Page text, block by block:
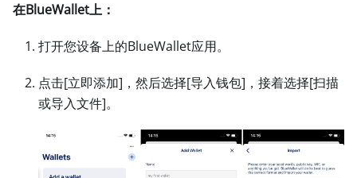
在BlueWallet上：
打开您设备上的BlueWallet应用。
点击[立即添加] ，然后选择[导入钱包] ，接着选择[扫描
或导入文件]。